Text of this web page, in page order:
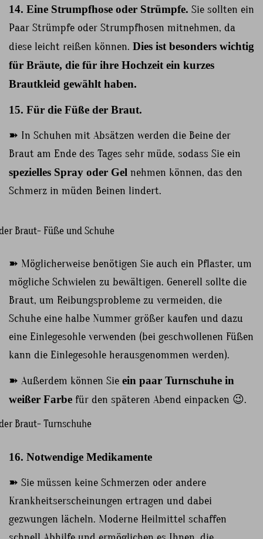
14. Eine Strumpfhose oder Strümpfe. Sie sollten ein
Paar Strümpfe oder Strumpfhosen mitnehmen, da
diese leicht reißen können. Dies ist besonders wichtig
für Bräute, die für ihre Hochzeit ein kurzes
Brautkleid gewählt haben.
15. Für die Füße der Braut.
➽ In Schuhen mit Absätzen werden die Beine der
Braut am Ende des Tages sehr müde, sodass Sie ein
spezielles Spray oder Gel nehmen können, das den
Schmerz in müden Beinen lindert.
➽ Möglicherweise benötigen Sie auch ein Pflaster, um
mögliche Schwielen zu bewältigen. Generell sollte die
Braut, um Reibungsprobleme zu vermeiden, die
Schuhe eine halbe Nummer größer kaufen und dazu
eine Einlegesohle verwenden (bei geschwollenen Füßen
kann die Einlegesohle herausgenommen werden).
➽ Außerdem können Sie ein paar Turnschuhe in
weißer Farbe für den späteren Abend einpacken 😉.
16. Notwendige Medikamente
➽ Sie müssen keine Schmerzen oder andere
Krankheitserscheinungen ertragen und dabei
gezwungen lächeln. Moderne Heilmittel schaffen